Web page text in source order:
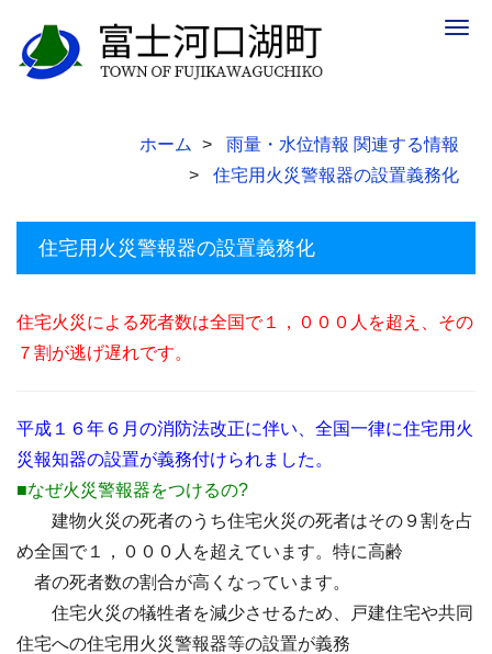
ホーム
雨量・水位情報 関連する情報
住宅用火災警報器の設置義務化
住宅用火災警報器の設置義務化
住宅火災による死者数は全国で１，０００人を超え、その
７割が逃げ遅れです。
平成１６年６月の消防法改正に伴い、全国一律に住宅用火
災報知器の設置が義務付けられました。
■なぜ火災警報器をつけるの?
建物火災の死者のうち住宅火災の死者はその９割を占
め全国で１，０００人を超えています。特に高齢
者の死者数の割合が高くなっています。
住宅火災の犠牲者を減少させるため、戸建住宅や共同
住宅への住宅用火災警報器等の設置が義務